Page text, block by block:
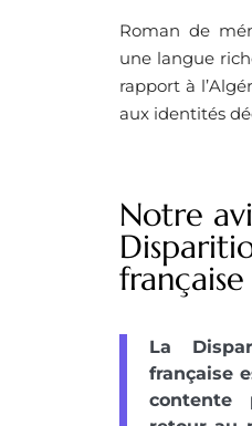
Roman de
une langue
rapport à
aux identités
Notre
française
La
française
contente